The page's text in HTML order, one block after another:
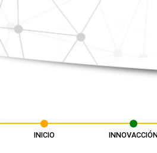
Pasar al contenido principal
INICIO